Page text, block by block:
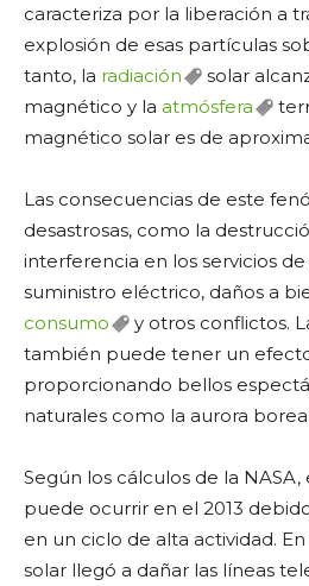
caracteriza por la liberación a
explosión de esas partículas
tanto, la radiación
solar
magnético y la atmósfera
magnético solar es de
Las consecuencias de este
desastrosas, como la
interferencia en los servicios
suministro eléctrico, daños a
consumo
y otros conflictos.
también puede tener un
proporcionando bellos
naturales como la aurora
Según los cálculos de la
puede ocurrir en el 2013
en un ciclo de alta actividad.
solar llegó a dañar las líneas